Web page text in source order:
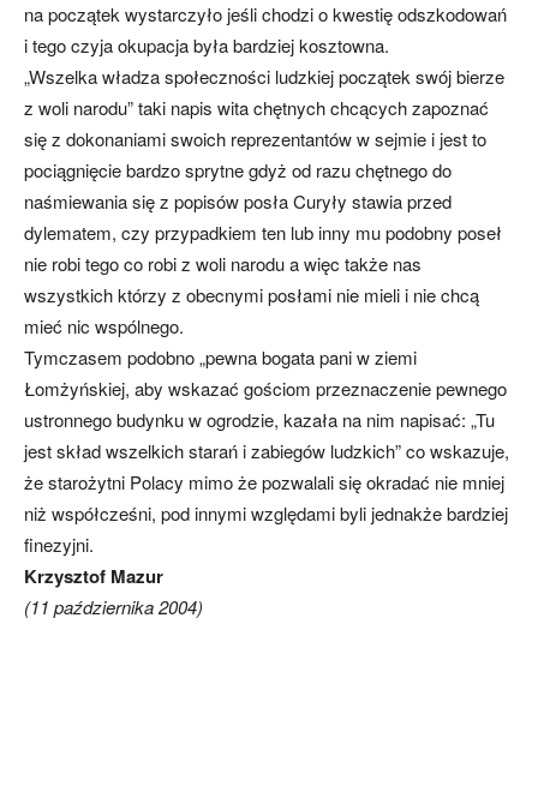
na początek wystarczyło jeśli chodzi o kwestię odszkodowań
i tego czyja okupacja była bardziej kosztowna.
„Wszelka władza społeczności ludzkiej początek swój bierze
z woli narodu” taki napis wita chętnych chcących zapoznać
się z dokonaniami swoich reprezentantów w sejmie i jest to
pociągnięcie bardzo sprytne gdyż od razu chętnego do
naśmiewania się z popisów posła Curyły stawia przed
dylematem, czy przypadkiem ten lub inny mu podobny poseł
nie robi tego co robi z woli narodu a więc także nas
wszystkich którzy z obecnymi posłami nie mieli i nie chcą
mieć nic wspólnego.
Tymczasem podobno „pewna bogata pani w ziemi
Łomżyńskiej, aby wskazać gościom przeznaczenie pewnego
ustronnego budynku w ogrodzie, kazała na nim napisać: „Tu
jest skład wszelkich starań i zabiegów ludzkich” co wskazuje,
że starożytni Polacy mimo że pozwalali się okradać nie mniej
niż współcześni, pod innymi względami byli jednakże bardziej
finezyjni.
Krzysztof Mazur
(11 października 2004)